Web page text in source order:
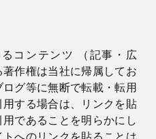
コンテンツ （記事・広
作権は当社に帰属してお
グ等に無断で転載・転用
する場合は、リンクを貼
であることを明らかにし
へのリンクを貼ることは